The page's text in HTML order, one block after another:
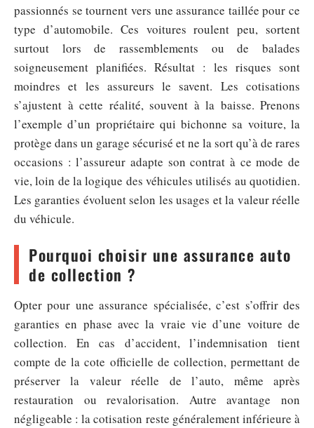
passionnés se tournent vers une assurance taillée pour ce
type d’automobile. Ces voitures roulent peu, sortent
surtout lors de rassemblements ou de balades
soigneusement planifiées. Résultat : les risques sont
moindres et les assureurs le savent. Les cotisations
s’ajustent à cette réalité, souvent à la baisse. Prenons
l’exemple d’un propriétaire qui bichonne sa voiture, la
protège dans un garage sécurisé et ne la sort qu’à de rares
occasions : l’assureur adapte son contrat à ce mode de
vie, loin de la logique des véhicules utilisés au quotidien.
Les garanties évoluent selon les usages et la valeur réelle
du véhicule.
Pourquoi choisir une assurance auto
de collection ?
Opter pour une assurance spécialisée, c’est s’offrir des
garanties en phase avec la vraie vie d’une voiture de
collection. En cas d’accident, l’indemnisation tient
compte de la cote officielle de collection, permettant de
préserver la valeur réelle de l’auto, même après
restauration ou revalorisation. Autre avantage non
négligeable : la cotisation reste généralement inférieure à